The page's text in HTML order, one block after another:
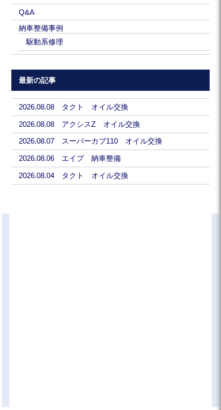
Q&A
納車整備事例
駆動系修理
最新の記事
2026.08.08 タクト オイル交換
2026.08.08 アクシスZ オイル交換
2026.08.07 スーパーカブ110 オイル交換
2026.08.06 エイプ 納車整備
2026.08.04 タクト オイル交換